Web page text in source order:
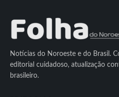
Notícias do Noroeste e do Brasil.
editorial cuidadoso, atualização
brasileiro.